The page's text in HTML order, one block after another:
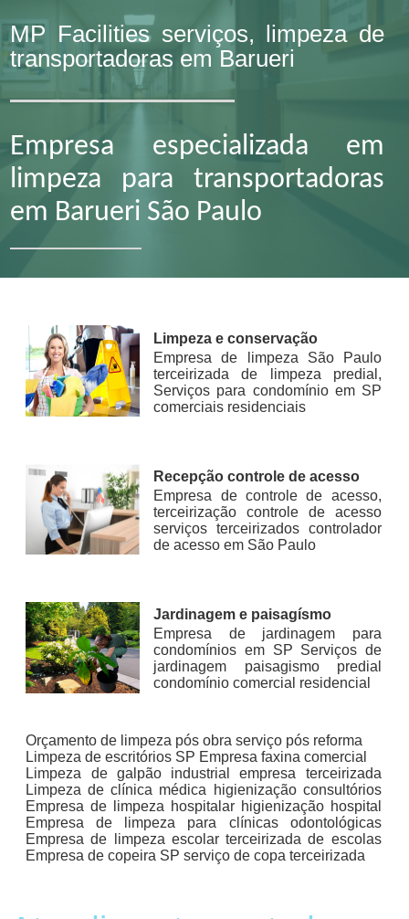
MP Facilities serviços, limpeza de
transportadoras em Barueri
Empresa especializada em
limpeza para transportadoras
em Barueri São Paulo
Limpeza e conservação
Empresa de limpeza São Paulo
terceirizada de limpeza predial,
Serviços para condomínio em SP
comerciais residenciais
Recepção controle de acesso
Empresa de controle de acesso,
terceirização controle de acesso
serviços terceirizados controlador
de acesso em São Paulo
Jardinagem e paisagísmo
Empresa de jardinagem para
condomínios em SP Serviços de
jardinagem paisagismo predial
condomínio comercial residencial
Orçamento de limpeza pós obra serviço pós reforma
Limpeza de escritórios SP Empresa faxina comercial
Limpeza de galpão industrial empresa terceirizada
Limpeza de clínica médica higienização consultórios
Empresa de limpeza hospitalar higienização hospital
Empresa de limpeza para clínicas odontológicas
Empresa de limpeza escolar terceirizada de escolas
Empresa de copeira SP serviço de copa terceirizada